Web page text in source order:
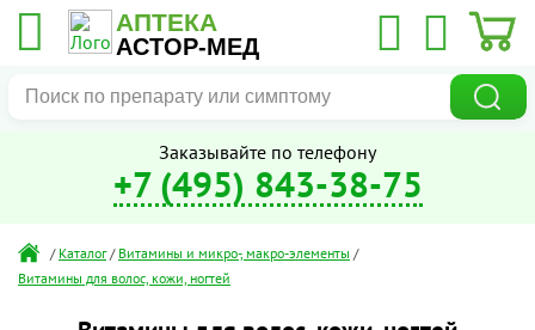
АПТЕКА
АСТОР-МЕД
Заказывайте по телефону
+7 (495) 843-38-75
/ Каталог / Витамины и микро-, макро-элементы /
Витамины для волос, кожи, ногтей